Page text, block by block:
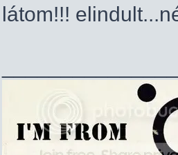
látom!!!